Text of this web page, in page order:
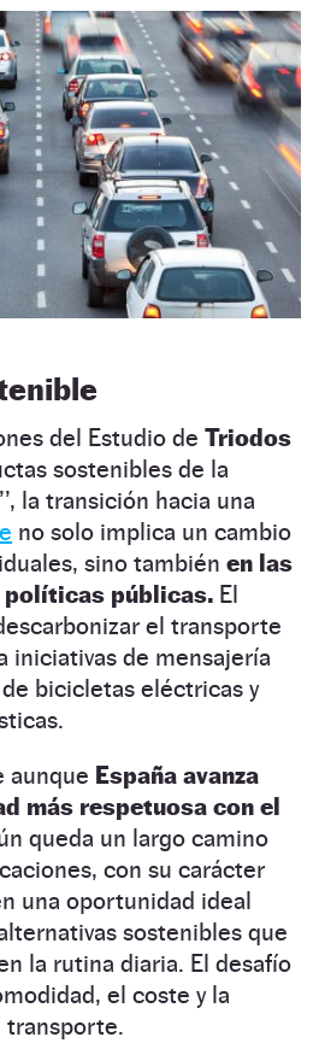
del Estudio de Triodos
sostenibles de la
la transición hacia una
no solo implica un cambio
sino también en las
públicas. El
el transporte
iniciativas de mensajería
bicicletas eléctricas y
aunque España avanza
más respetuosa con el
queda un largo camino
con su carácter
una oportunidad ideal
sostenibles que
la rutina diaria. El desafío
el coste y la
transporte.